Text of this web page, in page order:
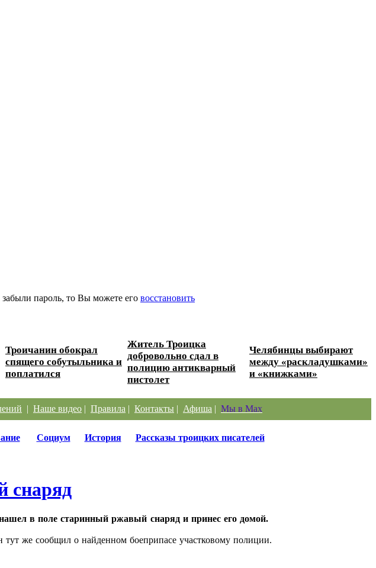
пароль, то Вы можете его восстановить
Троичанин обокрал
спящего собутыльника и
поплатился
Житель Троицка
добровольно сдал в
полицию антикварный
пистолет
Челябинцы выбирают
между «раскладушками»
и «книжками»
| Наше видео | Правила | Контакты | Афиша | Мы в Max
Социум История Рассказы троицких писателей
снаряд
в поле старинный ржавый снаряд и принес его домой.
тут же сообщил о найденном боеприпасе участковому полиции.